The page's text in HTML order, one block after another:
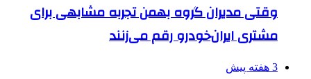
وقتی مدیران گروه بهمن تجربه مشابهی برای
مشتری ایران‌خودرو رقم می‌زنند
3 هفته پیش